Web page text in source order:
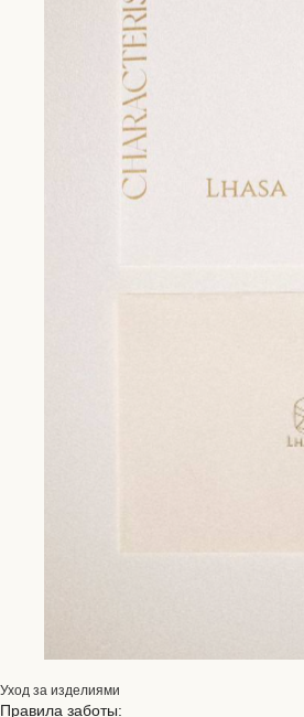
Уход за изделиями
Правила заботы: